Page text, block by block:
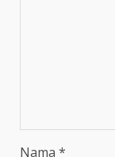
Nama *